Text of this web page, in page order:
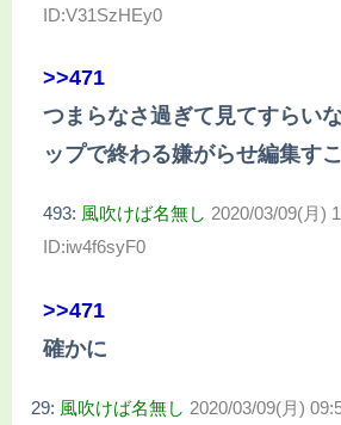
ID:V31SzHEy0
>>471
つまらなさ過ぎて見てすらい
ップで終わる嫌がらせ編集すこ
493: 風吹けば名無し 2020/03/09(月)
ID:iw4f6syF0
>>471
確かに
29: 風吹けば名無し 2020/03/09(月)